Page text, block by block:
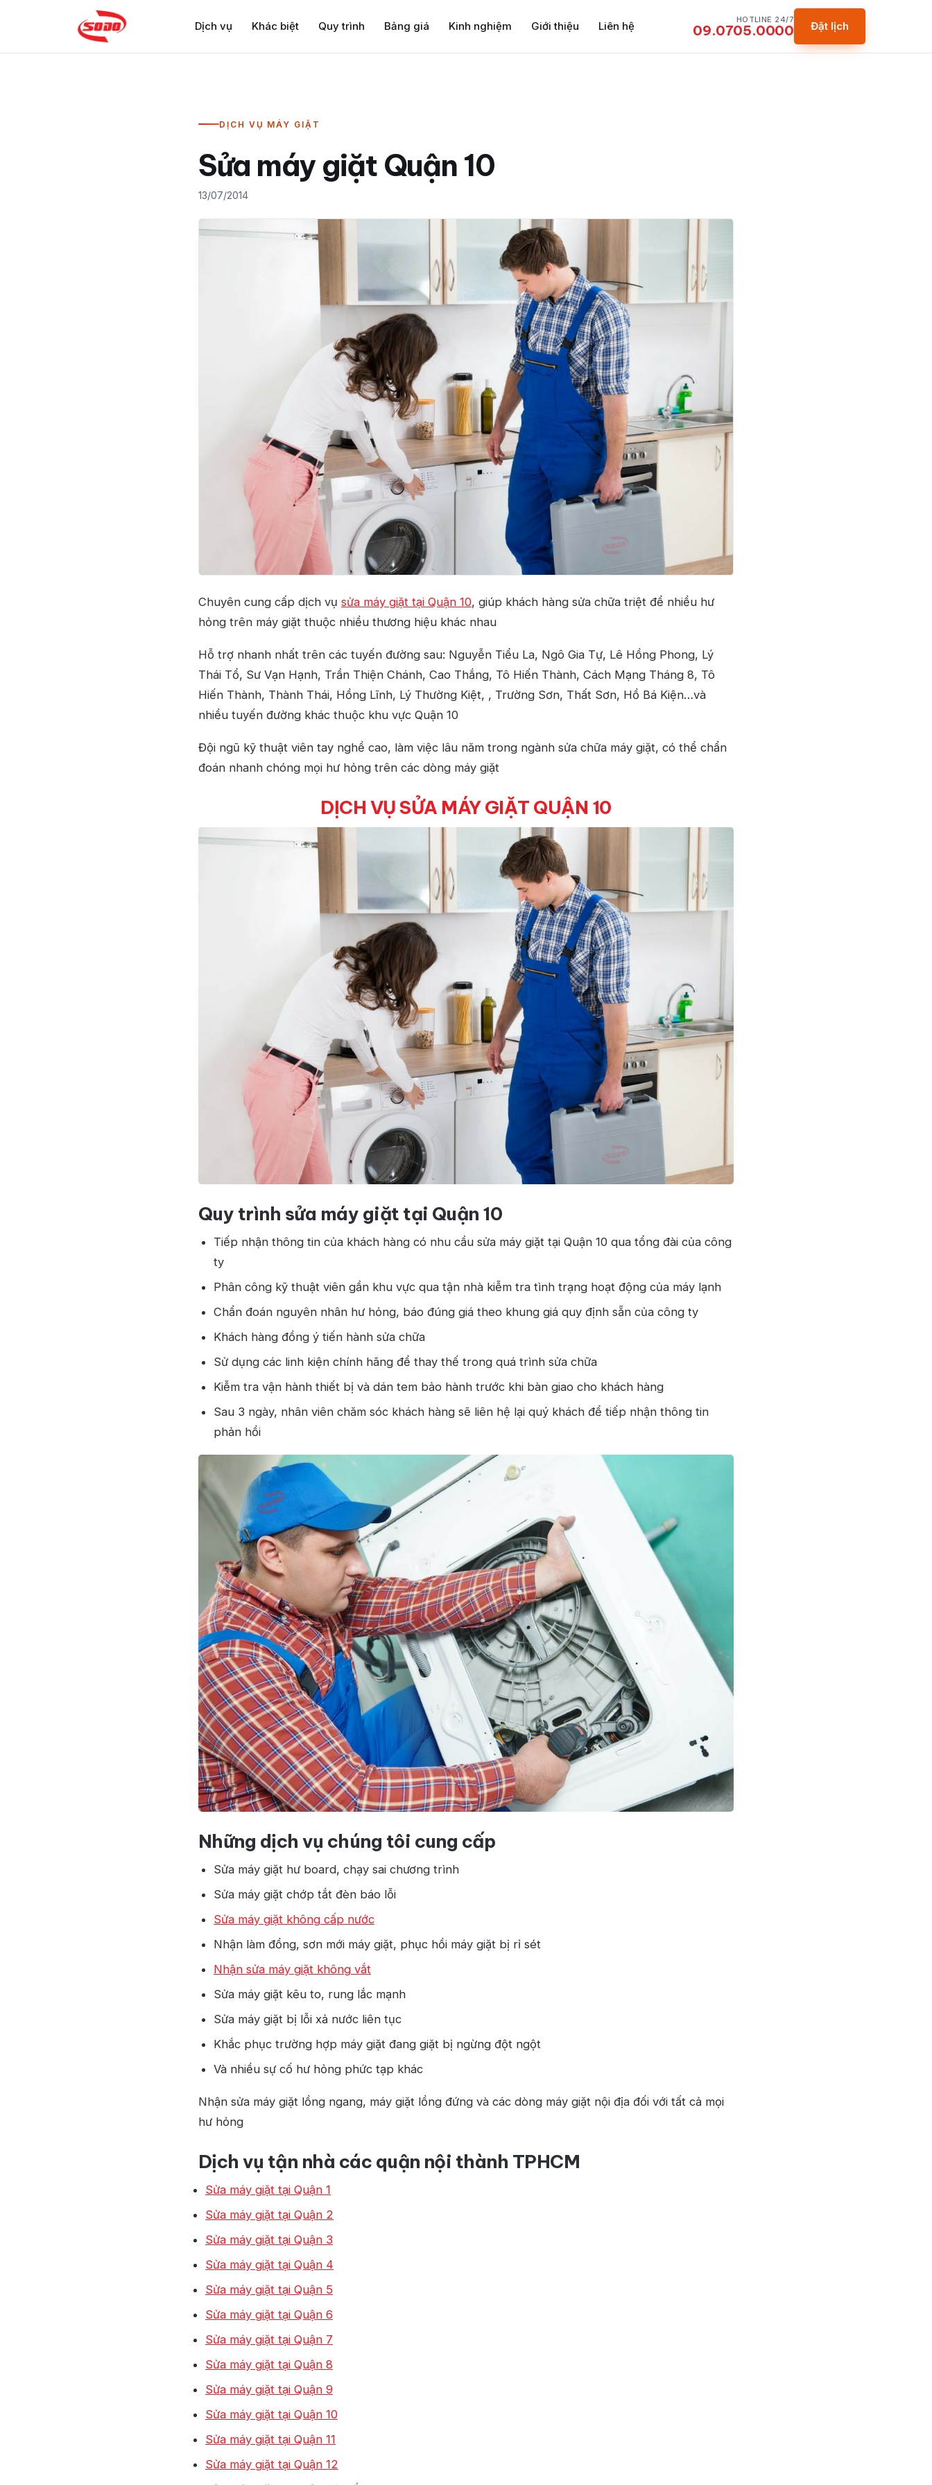
Dịch vụ Khác biệt Quy trình Bảng giá Kinh nghiệm Giới thiệu Liên hệ
HOTLINE 24/7
09.0705.0000 Đặt lịch
DỊCH VỤ MÁY GIẶT
Sửa máy giặt Quận 10
13/07/2014
Chuyên cung cấp dịch vụ sửa máy giặt tại Quận 10, giúp khách hàng sửa chữa triệt để nhiều hư
hỏng trên máy giặt thuộc nhiều thương hiệu khác nhau
Hỗ trợ nhanh nhất trên các tuyến đường sau: Nguyễn Tiểu La, Ngô Gia Tự, Lê Hồng Phong, Lý
Thái Tổ, Sư Vạn Hạnh, Trần Thiện Chánh, Cao Thắng, Tô Hiến Thành, Cách Mạng Tháng 8, Tô
Hiến Thành, Thành Thái, Hồng Lĩnh, Lý Thường Kiệt, , Trường Sơn, Thất Sơn, Hồ Bá Kiện…và
nhiều tuyến đường khác thuộc khu vực Quận 10
Đội ngũ kỹ thuật viên tay nghề cao, làm việc lâu năm trong ngành sửa chữa máy giặt, có thể chẩn
đoán nhanh chóng mọi hư hỏng trên các dòng máy giặt
DỊCH VỤ SỬA MÁY GIẶT QUẬN 10
Quy trình sửa máy giặt tại Quận 10
Tiếp nhận thông tin của khách hàng có nhu cầu sửa máy giặt tại Quận 10 qua tổng đài của công
ty
Phân công kỹ thuật viên gần khu vực qua tận nhà kiễm tra tình trạng hoạt động của máy lạnh
Chẩn đoán nguyên nhân hư hỏng, báo đúng giá theo khung giá quy định sẵn của công ty
Khách hàng đồng ý tiến hành sửa chữa
Sử dụng các linh kiện chính hãng để thay thế trong quá trình sửa chữa
Kiễm tra vận hành thiết bị và dán tem bảo hành trước khi bàn giao cho khách hàng
Sau 3 ngày, nhân viên chăm sóc khách hàng sẽ liên hệ lại quý khách để tiếp nhận thông tin
phản hồi
Những dịch vụ chúng tôi cung cấp
Sửa máy giặt hư board, chạy sai chương trình
Sửa máy giặt chớp tắt đèn báo lỗi
Sửa máy giặt không cấp nước
Nhận làm đồng, sơn mới máy giặt, phục hồi máy giặt bị rỉ sét
Nhận sửa máy giặt không vắt
Sửa máy giặt kêu to, rung lắc mạnh
Sửa máy giặt bị lỗi xả nước liên tục
Khắc phục trường hợp máy giặt đang giặt bị ngừng đột ngột
Và nhiều sự cố hư hỏng phức tạp khác
Nhận sửa máy giặt lồng ngang, máy giặt lồng đứng và các dòng máy giặt nội địa đối với tất cả mọi
hư hỏng
Dịch vụ tận nhà các quận nội thành TPHCM
Sửa máy giặt tại Quận 1
Sửa máy giặt tại Quận 2
Sửa máy giặt tại Quận 3
Sửa máy giặt tại Quận 4
Sửa máy giặt tại Quận 5
Sửa máy giặt tại Quận 6
Sửa máy giặt tại Quận 7
Sửa máy giặt tại Quận 8
Sửa máy giặt tại Quận 9
Sửa máy giặt tại Quận 10
Sửa máy giặt tại Quận 11
Sửa máy giặt tại Quận 12